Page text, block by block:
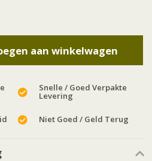
aan winkelwagen
Snelle / Goed Verpakte
Levering
Niet Goed / Geld Terug